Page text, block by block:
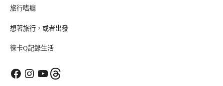
旅行嗜癮
想著旅行，或者出發
徠卡Q記錄生活
FacebookInstagram
YouTubeThreads